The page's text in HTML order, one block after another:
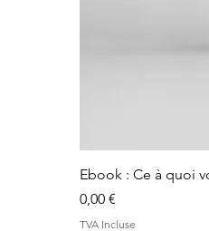
Ebook : Ce à quoi
Prix
0,00 €
TVA Incluse